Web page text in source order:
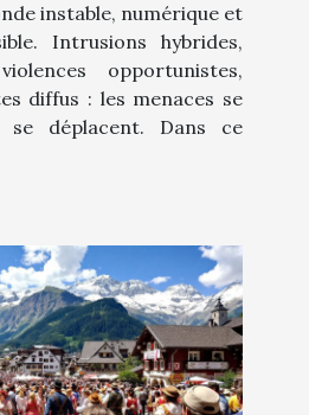
instable, numérique et
Intrusions hybrides,
opportunistes,
diffus : les menaces se
déplacent. Dans ce